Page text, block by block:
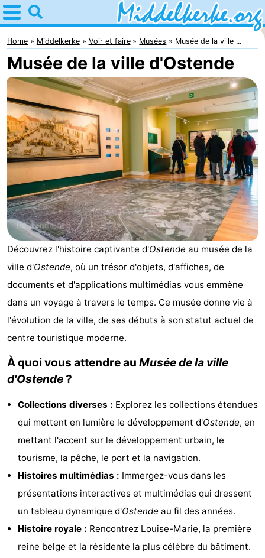
Home
Middelkerke
Astuces
Avec
les
enfants
Passer
la
Appartements
Holiday
Suites
Nieuwpoort
-
Holiday
Suites
Westende
Campings
Chambre
d'hôtes
Chaumières
-
Nieuwpoort
Oostduinkerke
aan
-
Westende
Hôtels
minutes
Plages
Voir
Lieux
d'intérêt
Musées
Home Middelkerke Voir et faire Musées Musée de la ville ...
Musée de la ville d'Ostende
Découvrez l'histoire captivante d'Ostende au musée de la
ville d'Ostende, où un trésor d'objets, d'affiches, de
documents et d'applications multimédias vous emmène
dans un voyage à travers le temps. Ce musée donne vie à
l'évolution de la ville, de ses débuts à son statut actuel de
centre touristique moderne.
À quoi vous attendre au Musée de la ville
d'Ostende?
Collections diverses : Explorez les collections étendues
qui mettent en lumière le développement d'Ostende, en
mettant l'accent sur le développement urbain, le
tourisme, la pêche, le port et la navigation.
Histoires multimédias : Immergez-vous dans les
présentations interactives et multimédias qui dressent
un tableau dynamique d'Ostende au fil des années.
Histoire royale : Rencontrez Louise-Marie, la première
reine belge et la résidente la plus célèbre du bâtiment.